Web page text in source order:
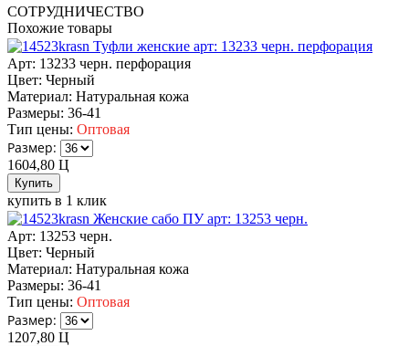
СОТРУДНИЧЕСТВО
Похожие товары
Туфли женские арт: 13233 черн. перфорация
Арт: 13233 черн. перфорация
Цвет: Черный
Материал: Натуральная кожа
Размеры: 36-41
Тип цены: Оптовая
Размер:
1604,80 Ц
купить в 1 клик
Женские сабо ПУ арт: 13253 черн.
Арт: 13253 черн.
Цвет: Черный
Материал: Натуральная кожа
Размеры: 36-41
Тип цены: Оптовая
Размер:
1207,80 Ц